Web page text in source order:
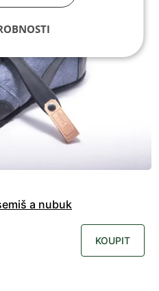
a nubuk
KOUPIT